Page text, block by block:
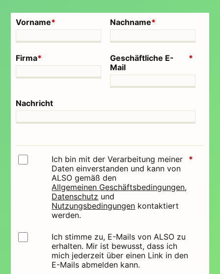
*
Vorname *
Nachname
*
Firma *
Geschäftliche E-
Mail
Nachricht
*
Ich bin mit der Verarbeitung meiner
Daten einverstanden und kann von
ALSO gemäß den
Allgemeinen Geschäftsbedingungen,
Datenschutz und
Nutzungsbedingungen kontaktiert
werden.
Ich stimme zu, E-Mails von ALSO zu
erhalten. Mir ist bewusst, dass ich
mich jederzeit über einen Link in den
E-Mails abmelden kann.